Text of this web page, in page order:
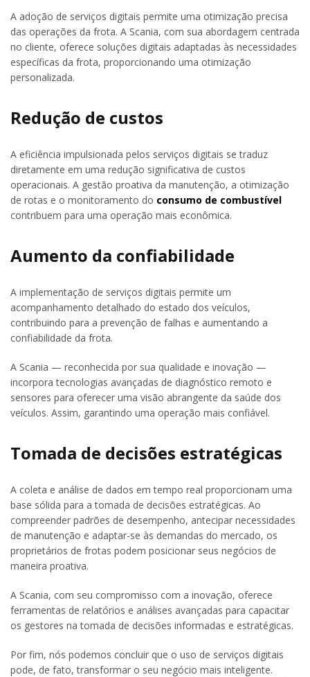
A adoção de serviços digitais permite uma otimização precisa
das operações da frota. A Scania, com sua abordagem centrada
no cliente, oferece soluções digitais adaptadas às necessidades
específicas da frota, proporcionando uma otimização
personalizada.
Redução de custos
A eficiência impulsionada pelos serviços digitais se traduz
diretamente em uma redução significativa de custos
operacionais. A gestão proativa da manutenção, a otimização
de rotas e o monitoramento do consumo de combustível
contribuem para uma operação mais econômica.
Aumento da confiabilidade
A implementação de serviços digitais permite um
acompanhamento detalhado do estado dos veículos,
contribuindo para a prevenção de falhas e aumentando a
confiabilidade da frota.
A Scania — reconhecida por sua qualidade e inovação —
incorpora tecnologias avançadas de diagnóstico remoto e
sensores para oferecer uma visão abrangente da saúde dos
veículos. Assim, garantindo uma operação mais confiável.
Tomada de decisões estratégicas
A coleta e análise de dados em tempo real proporcionam uma
base sólida para a tomada de decisões estratégicas. Ao
compreender padrões de desempenho, antecipar necessidades
de manutenção e adaptar-se às demandas do mercado, os
proprietários de frotas podem posicionar seus negócios de
maneira proativa.
A Scania, com seu compromisso com a inovação, oferece
ferramentas de relatórios e análises avançadas para capacitar
os gestores na tomada de decisões informadas e estratégicas.
Por fim, nós podemos concluir que o uso de serviços digitais
pode, de fato, transformar o seu negócio mais inteligente.